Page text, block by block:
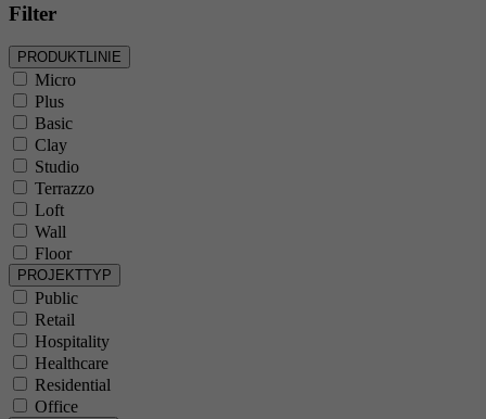
Filter
PRODUKTLINIE
Micro
Plus
Basic
Clay
Studio
Terrazzo
Loft
Wall
Floor
PROJEKTTYP
Public
Retail
Hospitality
Healthcare
Residential
Office